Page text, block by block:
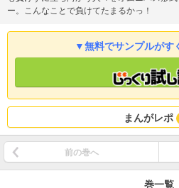
ー。こんなことで負けてたまるかっ！
▼無料でサンプルがす
まんがレポ
前の巻へ
巻一覧